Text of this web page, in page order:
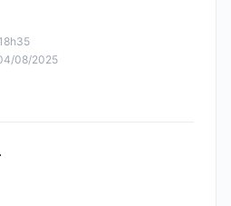
08/2025